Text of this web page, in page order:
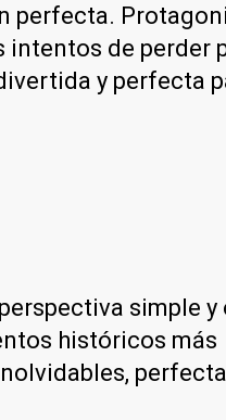
perfecta.
intentos de perder
y perfecta
simple
históricos más